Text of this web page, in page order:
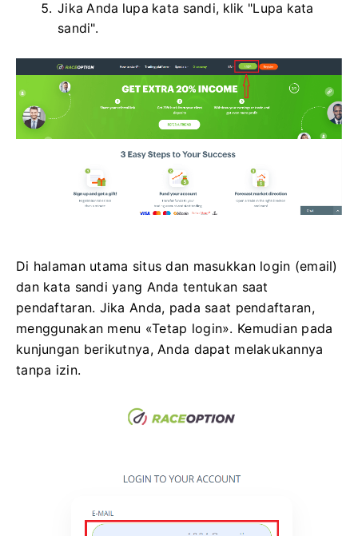
Jika Anda lupa kata sandi, klik "Lupa kata
sandi".
Di halaman utama situs dan masukkan login (email)
dan kata sandi yang Anda tentukan saat
pendaftaran. Jika Anda, pada saat pendaftaran,
menggunakan menu «Tetap login». Kemudian pada
kunjungan berikutnya, Anda dapat melakukannya
tanpa izin.